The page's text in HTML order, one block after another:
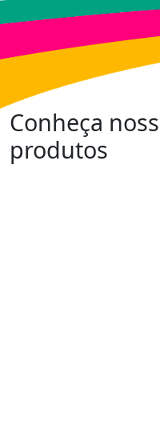
Conheça
produtos